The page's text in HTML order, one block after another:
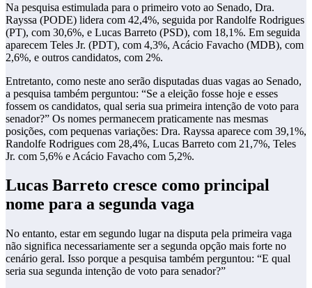
Na pesquisa estimulada para o primeiro voto ao Senado, Dra.
Rayssa (PODE) lidera com 42,4%, seguida por Randolfe Rodrigues
(PT), com 30,6%, e Lucas Barreto (PSD), com 18,1%. Em seguida
aparecem Teles Jr. (PDT), com 4,3%, Acácio Favacho (MDB), com
2,6%, e outros candidatos, com 2%.
Entretanto, como neste ano serão disputadas duas vagas ao Senado,
a pesquisa também perguntou: “Se a eleição fosse hoje e esses
fossem os candidatos, qual seria sua primeira intenção de voto para
senador?” Os nomes permanecem praticamente nas mesmas
posições, com pequenas variações: Dra. Rayssa aparece com 39,1%,
Randolfe Rodrigues com 28,4%, Lucas Barreto com 21,7%, Teles
Jr. com 5,6% e Acácio Favacho com 5,2%.
Lucas Barreto cresce como principal
nome para a segunda vaga
No entanto, estar em segundo lugar na disputa pela primeira vaga
não significa necessariamente ser a segunda opção mais forte no
cenário geral. Isso porque a pesquisa também perguntou: “E qual
seria sua segunda intenção de voto para senador?”